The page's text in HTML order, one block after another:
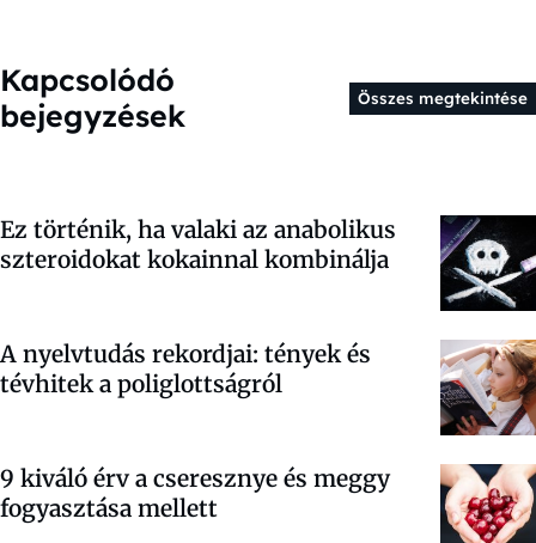
Kapcsolódó
bejegyzések
Összes megtekintése
Ez történik, ha valaki az anabolikus
szteroidokat kokainnal kombinálja
A nyelvtudás rekordjai: tények és
tévhitek a poliglottságról
9 kiváló érv a cseresznye és meggy
fogyasztása mellett